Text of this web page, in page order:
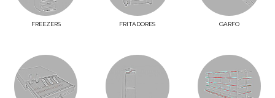
FREEZERS FRITADORES GARFO